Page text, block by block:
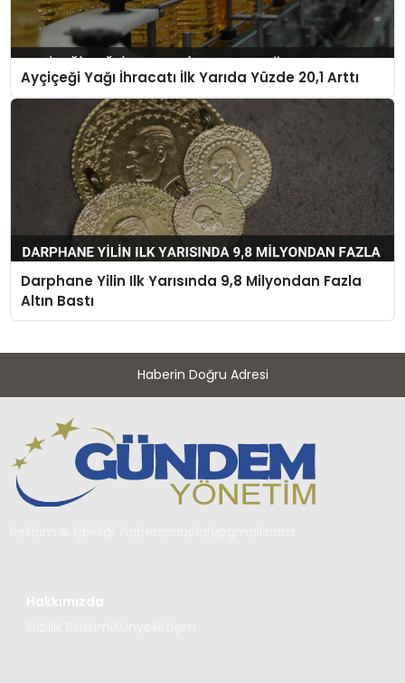
Ayçiçeği Yağı İhracatı İlk Yarıda Yüzde 20,1 Arttı
Darphane Yilin Ilk Yarısında 9,8 Milyondan Fazla
Altın Bastı
Haberin Doğru Adresi
Hakkımızda